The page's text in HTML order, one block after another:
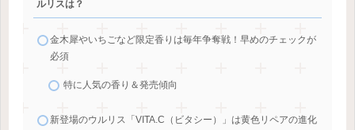
ルリスは？
金木犀やいちごなど限定香りは毎年争奪戦！早めのチェックが
必須
特に人気の香り＆発売傾向
新登場のウルリス「VITA.C（ビタシー）」は黄色リペアの進化